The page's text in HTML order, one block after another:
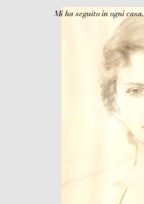
Mi ha seguito in ogni casa.